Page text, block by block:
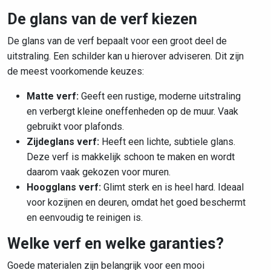
De glans van de verf kiezen
De glans van de verf bepaalt voor een groot deel de
uitstraling. Een schilder kan u hierover adviseren. Dit zijn
de meest voorkomende keuzes:
Matte verf: Geeft een rustige, moderne uitstraling
en verbergt kleine oneffenheden op de muur. Vaak
gebruikt voor plafonds.
Zijdeglans verf: Heeft een lichte, subtiele glans.
Deze verf is makkelijk schoon te maken en wordt
daarom vaak gekozen voor muren.
Hoogglans verf: Glimt sterk en is heel hard. Ideaal
voor kozijnen en deuren, omdat het goed beschermt
en eenvoudig te reinigen is.
Welke verf en welke garanties?
Goede materialen zijn belangrijk voor een mooi